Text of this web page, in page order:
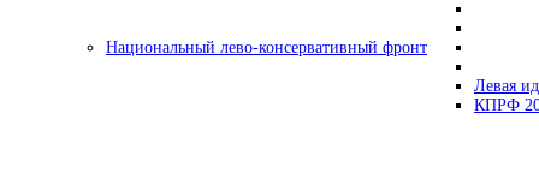
Национальный лево-консервативный фронт
Левая
КПРФ